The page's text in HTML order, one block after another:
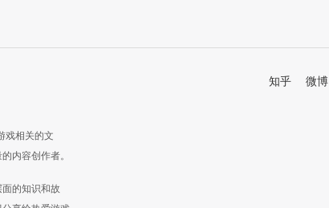
戏相关的文
内容创作者。
的知识和故
知乎 微博